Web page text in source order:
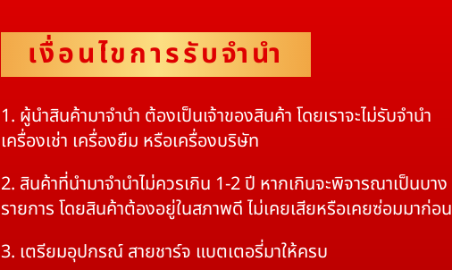
เงื่อนไขการรับจำนำ
1. ผู้นำสินค้ามาจำนำ ต้องเป็นเจ้าของสินค้า โดยเราจะไม่รับจำนำ
เครื่องเช่า เครื่องยืม หรือเครื่องบริษัท
2. สินค้าที่นำมาจำนำไม่ควรเกิน 1-2 ปี หากเกินจะพิจารณาเป็นบาง
รายการ โดยสินค้าต้องอยู่ในสภาพดี ไม่เคยเสียหรือเคยซ่อมมาก่อน
3. เตรียมอุปกรณ์ สายชาร์จ แบตเตอรี่มาให้ครบ